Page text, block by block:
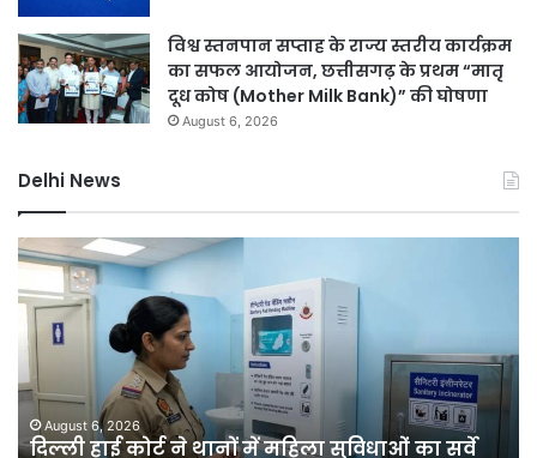
विश्व स्तनपान सप्ताह के राज्य स्तरीय कार्यक्रम
का सफल आयोजन, छत्तीसगढ़ के प्रथम “मातृ
दूध कोष (Mother Milk Bank)” की घोषणा
August 6, 2026
Delhi News
दिल्ली
कोर्ट
थानों
महिला
सुविधाओं
का
August 6, 2026
दिल्ली हाई कोर्ट ने थानों में महिला सुविधाओं का सर्वे
भरा